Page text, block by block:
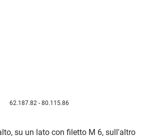
62.187.82 - 80.115.86
su un lato con filetto M 6, sull'altro